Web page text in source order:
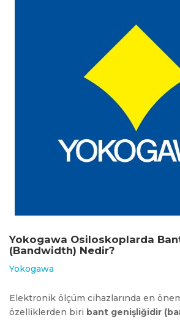
Yokogawa Osiloskoplarda
(Bandwidth) Nedir?
Yokogawa
Elektronik ölçüm cihazlarında en
özelliklerden biri bant genişliğidir